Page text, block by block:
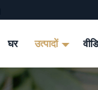
घर उत्पादों